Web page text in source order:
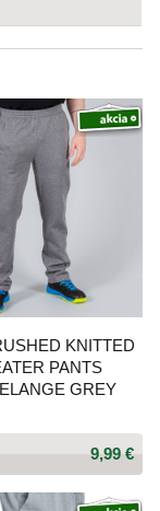
KNITTED
PANTS
GREY
9,99 €